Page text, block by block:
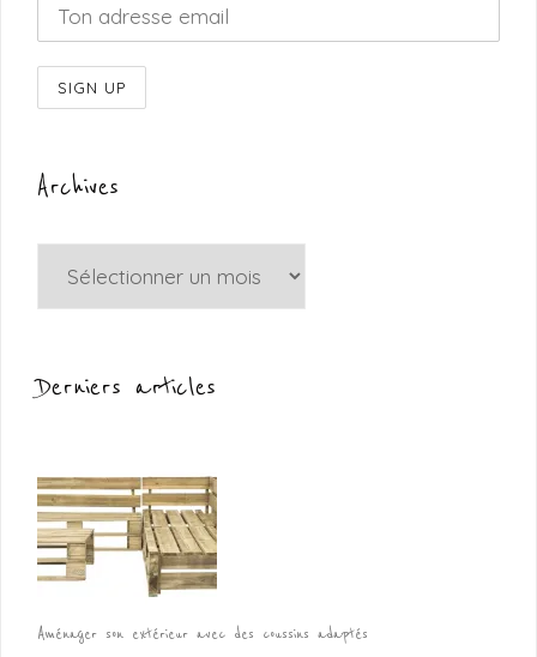
Archives
Derniers articles
Aménager son extérieur avec des coussins adaptés